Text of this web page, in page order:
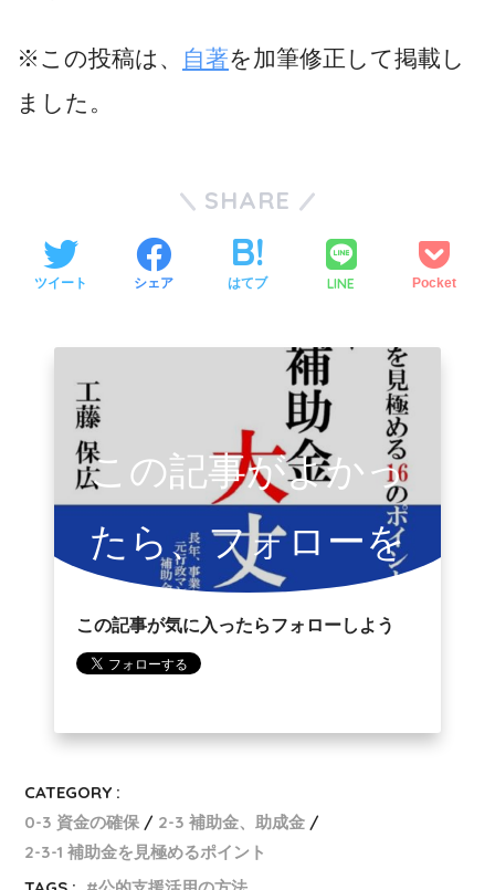
※この投稿は、 自著を加筆修正して掲載し
ました。
SHARE
ツイート シェア はてブ LINE Pocket
この記事がよかっ
たら、フォローを
お願いします。
この記事が気に入ったらフォローしよう
CATEGORY :
0-3 資金の確保
2-3 補助金、助成金
2-3-1 補助金を見極めるポイント